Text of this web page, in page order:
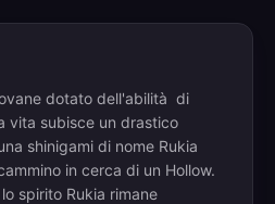
dotato dell'abilità di
vita subisce un drastico
shinigami di nome Rukia
in cerca di un Hollow.
spirito Rukia rimane